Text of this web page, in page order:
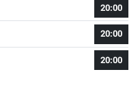
20:00
20:00
20:00